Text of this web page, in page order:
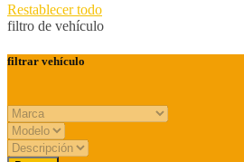
Restablecer todo
filtro de vehículo
filtrar vehículo